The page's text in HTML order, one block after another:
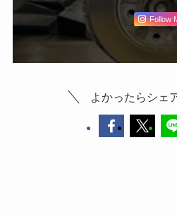
Follow
よかったらシェ